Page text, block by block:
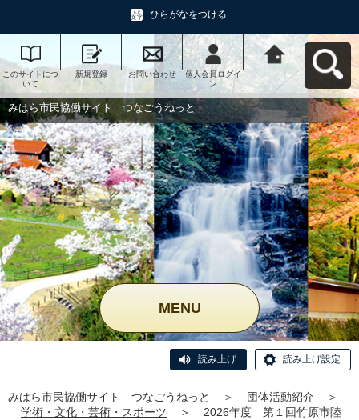
ひらがなをつける
このサイトにつ
いて
新規登録 お問い合わせ
個人会員ログイ
ン
みはら市民協働
サイト つなご
うねっとへ戻る
みはら市民協働サイト つなごうねっと
MENU
読み上げ 読み上げ設定
みはら市民協働サイト つなごうねっと ＞ 団体活動紹介
＞
学術・文化・芸術・スポーツ
＞
2026年度 第１回竹原市陸